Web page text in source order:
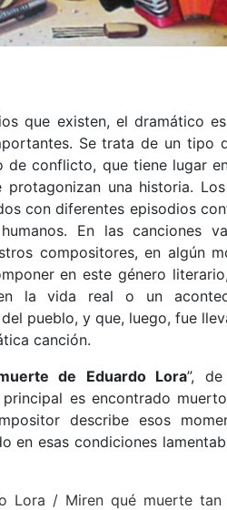
que existen, el dramático
Se trata de un tipo
de conflicto, que tiene lugar
protagonizan una historia.
con diferentes episodios
En las canciones
compositores, en algún
en este género
la vida real o un
pueblo, y que, luego, fue
canción.
de Eduardo Lora”,
principal es encontrado
describe esos
en esas condiciones
Lora / Miren qué muerte